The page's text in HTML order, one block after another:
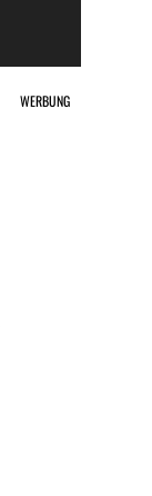
WERBUNG